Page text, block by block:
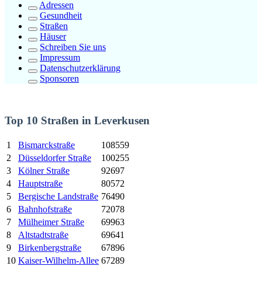
Adressen
Gesundheit
Straßen
Häuser
Schreiben Sie uns
Impressum
Datenschutzerklärung
Sponsoren
Top 10 Straßen in Leverkusen
1 Bismarckstraße
108559
2
Düsseldorfer Straße
100255
3
Kölner Straße
92697
4
Hauptstraße
80572
5
Bergische Landstraße 76490
6
Bahnhofstraße
72078
7
Mülheimer Straße
69963
8
Altstadtstraße
69641
9
Birkenbergstraße
67896
10 Kaiser-Wilhelm-Allee 67289